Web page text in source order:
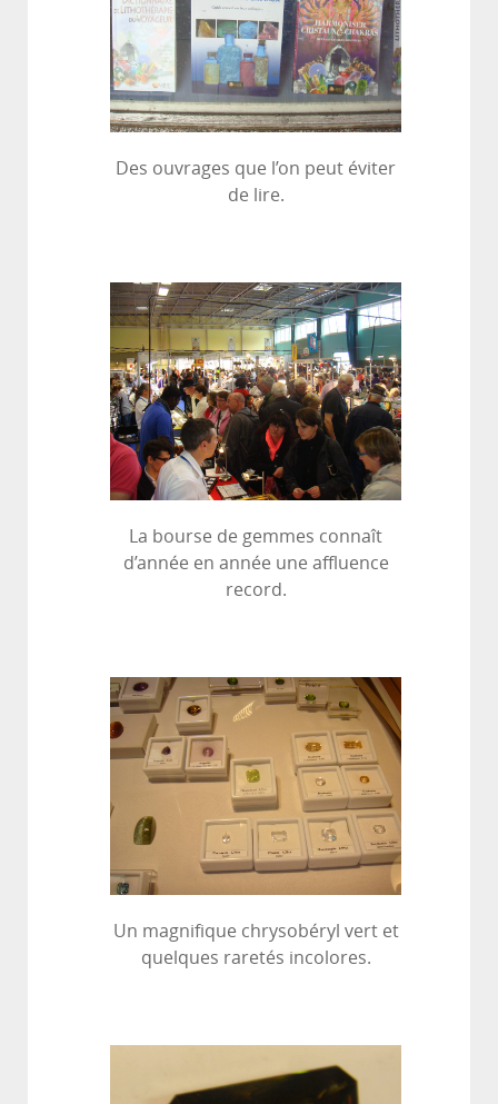
Des ouvrages que l’on peut éviter
de lire.
La bourse de gemmes connaît
d’année en année une affluence
record.
Un magnifique chrysobéryl vert et
quelques raretés incolores.